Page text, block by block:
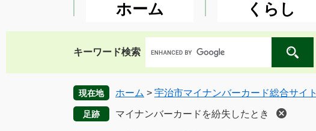
本
ホーム くらし
キーワード検索
現在地 ホーム > 宇治市マイナンバーカード総合サイト
マイナンバーカードを紛失したとき